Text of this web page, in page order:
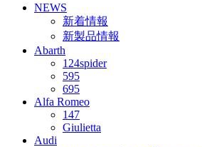
NEWS
新着情報
新製品情報
Abarth
124spider
595
695
Alfa Romeo
147
Giulietta
Audi